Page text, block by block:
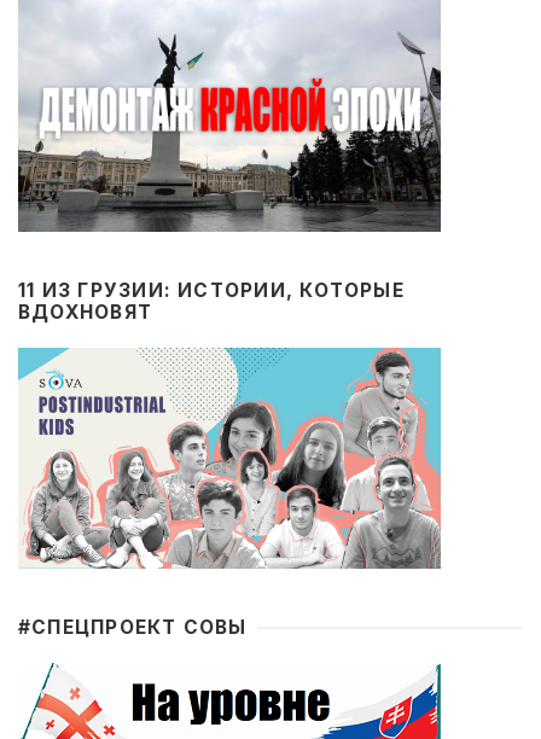
11 ИЗ ГРУЗИИ: ИСТОРИИ, КОТОРЫЕ
ВДОХНОВЯТ
#CПЕЦПРОЕКТ СОВЫ